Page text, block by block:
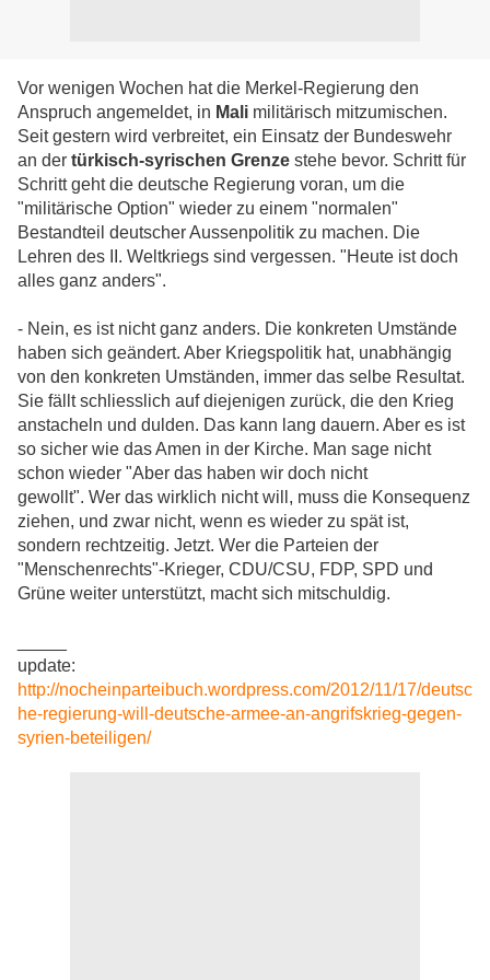
Vor wenigen Wochen hat die Merkel-Regierung den
Anspruch angemeldet, in Mali militärisch mitzumischen.
Seit gestern wird verbreitet, ein Einsatz der Bundeswehr
an der türkisch-syrischen Grenze stehe bevor. Schritt für
Schritt geht die deutsche Regierung voran, um die
"militärische Option" wieder zu einem "normalen"
Bestandteil deutscher Aussenpolitik zu machen. Die
Lehren des II. Weltkriegs sind vergessen. "Heute ist doch
alles ganz anders".
- Nein, es ist nicht ganz anders. Die konkreten Umstände
haben sich geändert. Aber Kriegspolitik hat, unabhängig
von den konkreten Umständen, immer das selbe Resultat.
Sie fällt schliesslich auf diejenigen zurück, die den Krieg
anstacheln und dulden. Das kann lang dauern. Aber es ist
so sicher wie das Amen in der Kirche. Man sage nicht
schon wieder "Aber das haben wir doch nicht
gewollt". Wer das wirklich nicht will, muss die Konsequenz
ziehen, und zwar nicht, wenn es wieder zu spät ist,
sondern rechtzeitig. Jetzt. Wer die Parteien der
"Menschenrechts"-Krieger, CDU/CSU, FDP, SPD und
Grüne weiter unterstützt, macht sich mitschuldig.
update:
http://nocheinparteibuch.wordpress.com/2012/11/17/deutsc
he-regierung-will-deutsche-armee-an-angrifskrieg-gegen-
syrien-beteiligen/